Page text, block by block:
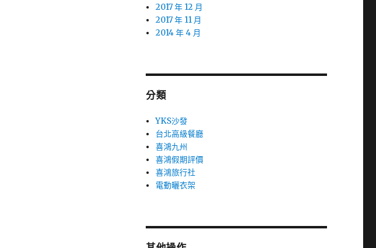
2017 年 12 月
2017 年 11 月
2014 年 4 月
分類
YKS沙發
台北高級餐廳
喜鴻九州
喜鴻假期評價
喜鴻旅行社
電動曬衣架